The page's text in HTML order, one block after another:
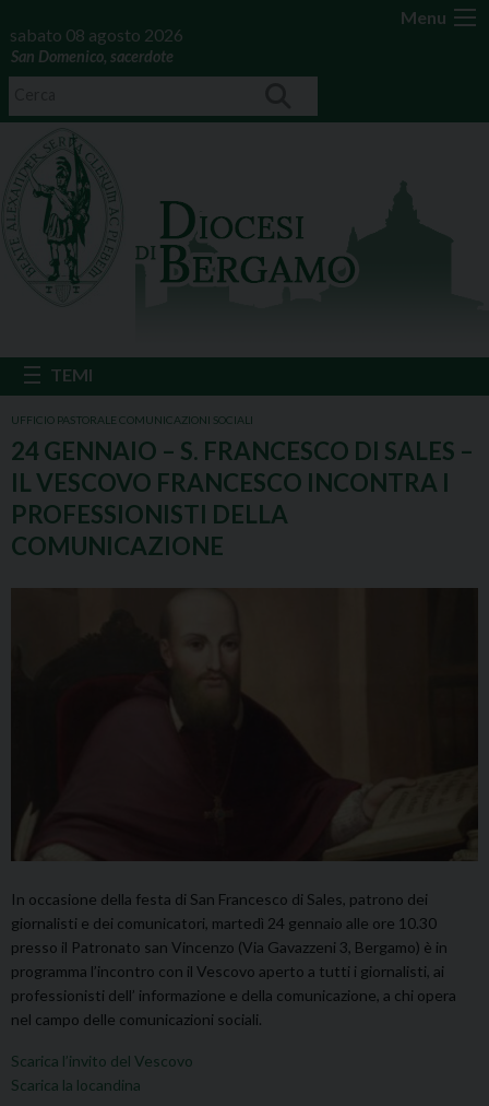
Menu
sabato 08 agosto 2026
San Domenico, sacerdote
UFFICIO PASTORALE COMUNICAZIONI SOCIALI
24 GENNAIO – S. FRANCESCO DI SALES –
IL VESCOVO FRANCESCO INCONTRA I
PROFESSIONISTI DELLA
COMUNICAZIONE
In occasione della festa di San Francesco di Sales, patrono dei
giornalisti e dei comunicatori, martedì 24 gennaio alle ore 10.30
presso il Patronato san Vincenzo (Via Gavazzeni 3, Bergamo) è in
programma l’incontro con il Vescovo aperto a tutti i giornalisti, ai
professionisti dell’ informazione e della comunicazione, a chi opera
nel campo delle comunicazioni sociali.
Scarica l’invito del Vescovo
Scarica la locandina